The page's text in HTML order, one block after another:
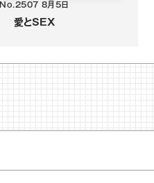
No.2507 8月5日
愛とSEX